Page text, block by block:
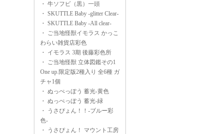
・ 牛ソフビ（黒）一頭
・ SKUTTLE Baby -glitter Clear-
・ SKUTTLE Baby -All clear-
・ ご当地怪獣イモラス かっこ
わらい雑貨店彩色
・ イモラス 3期 後藤彩色所
・ ご当地怪獣 立体図鑑その1
One up.限定版2種入り 全6種 ガ
チャ1個
・ ぬっぺっぽう 蓄光-黄色
・ ぬっぺっぽう 蓄光-緑
・
うさぴょん！！-ブルー彩
色-
・
うさぴょん！ マウント工房